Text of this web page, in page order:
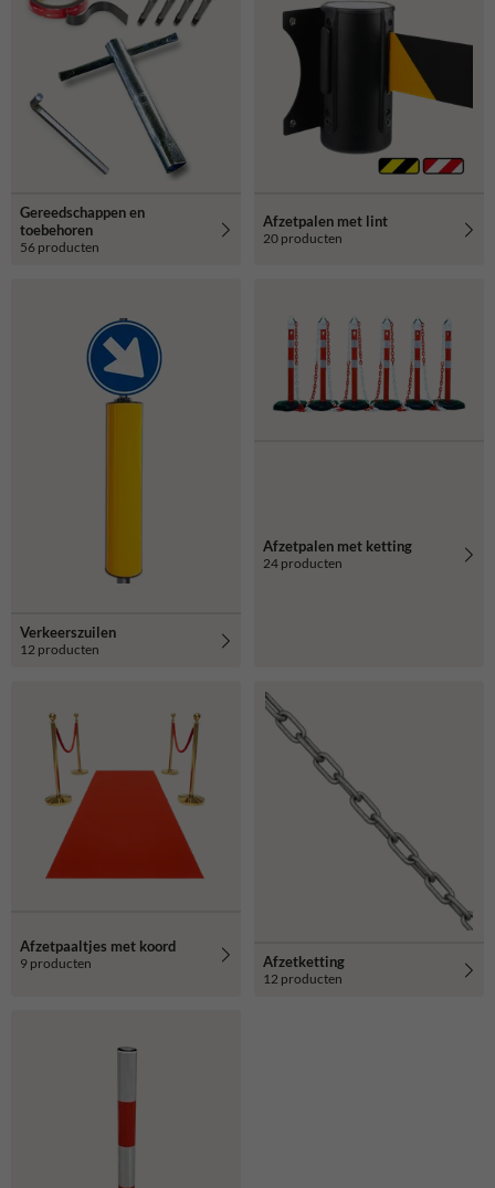
Gereedschappen en
toebehoren
56 producten
Afzetpalen met lint
20 producten
Verkeerszuilen
12 producten
Afzetpalen met ketting
24 producten
Afzetpaaltjes met koord
9 producten Afzetketting
12 producten